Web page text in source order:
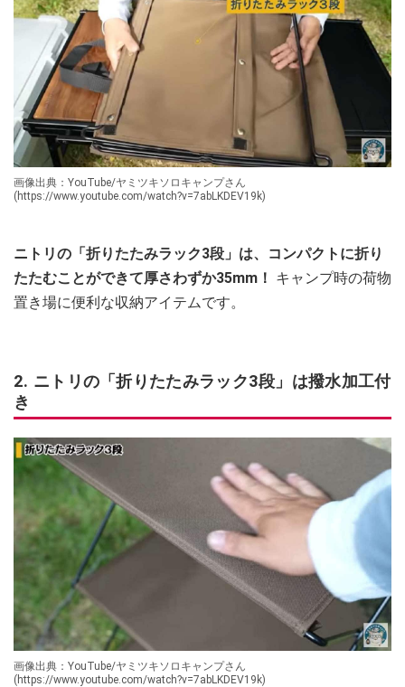
画像出典：YouTube/ヤミツキソロキャンプさん
(https://www.youtube.com/watch?v=7abLKDEV19k)
ニトリの「折りたたみラック3段」は、コンパクトに折り
たたむことができて厚さわずか35mm！ キャンプ時の荷物
置き場に便利な収納アイテムです。
2. ニトリの「折りたたみラック3段」は撥水加工付
き
画像出典：YouTube/ヤミツキソロキャンプさん
(https://www.youtube.com/watch?v=7abLKDEV19k)